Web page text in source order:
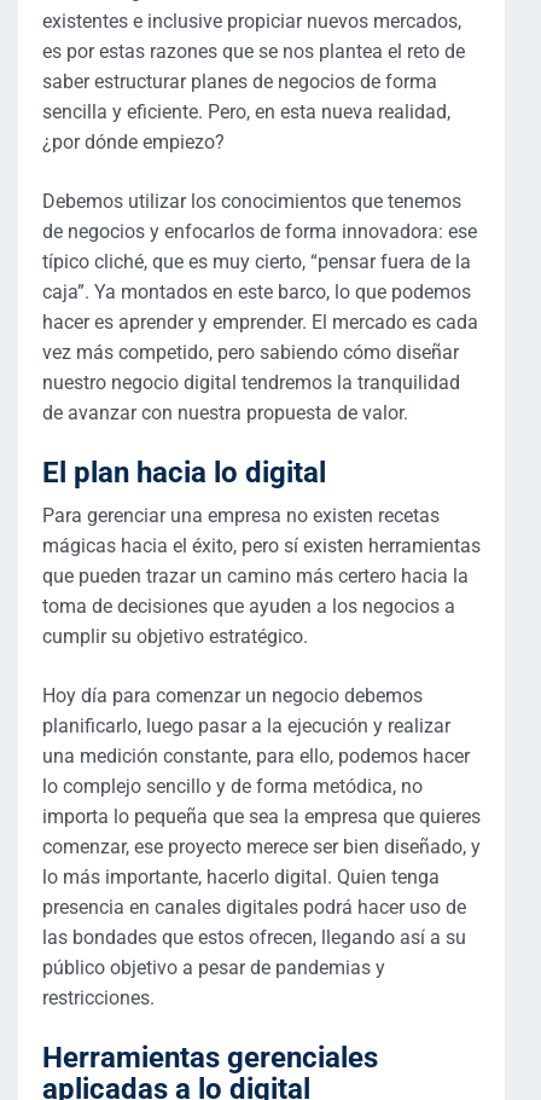
existentes e inclusive propiciar nuevos mercados,
es por estas razones que se nos plantea el reto de
saber estructurar planes de negocios de forma
sencilla y eficiente. Pero, en esta nueva realidad,
¿por dónde empiezo?
Debemos utilizar los conocimientos que tenemos
de negocios y enfocarlos de forma innovadora: ese
típico cliché, que es muy cierto, “pensar fuera de la
caja”. Ya montados en este barco, lo que podemos
hacer es aprender y emprender. El mercado es cada
vez más competido, pero sabiendo cómo diseñar
nuestro negocio digital tendremos la tranquilidad
de avanzar con nuestra propuesta de valor.
El plan hacia lo digital
Para gerenciar una empresa no existen recetas
mágicas hacia el éxito, pero sí existen herramientas
que pueden trazar un camino más certero hacia la
toma de decisiones que ayuden a los negocios a
cumplir su objetivo estratégico.
Hoy día para comenzar un negocio debemos
planificarlo, luego pasar a la ejecución y realizar
una medición constante, para ello, podemos hacer
lo complejo sencillo y de forma metódica, no
importa lo pequeña que sea la empresa que quieres
comenzar, ese proyecto merece ser bien diseñado, y
lo más importante, hacerlo digital. Quien tenga
presencia en canales digitales podrá hacer uso de
las bondades que estos ofrecen, llegando así a su
público objetivo a pesar de pandemias y
restricciones.
Herramientas gerenciales
aplicadas a lo digital